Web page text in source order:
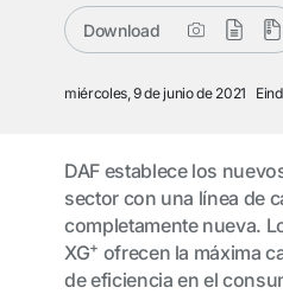
Download
miércoles, 9 de junio de 2021
DAF establece los
sector con una línea de
completamente nueva.
XG+ ofrecen la máxima
de eficiencia en el